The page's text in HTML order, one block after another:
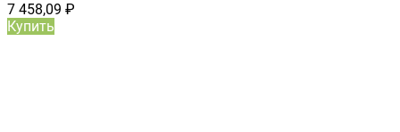
7 458,09 ₽
Купить